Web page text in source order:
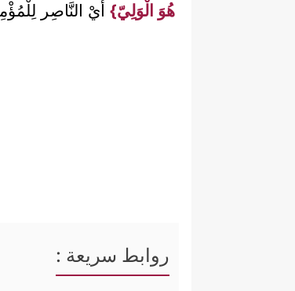
هُوَ الْوَلِيّ} أَيْ النَّاصِر
روابط سريعة :